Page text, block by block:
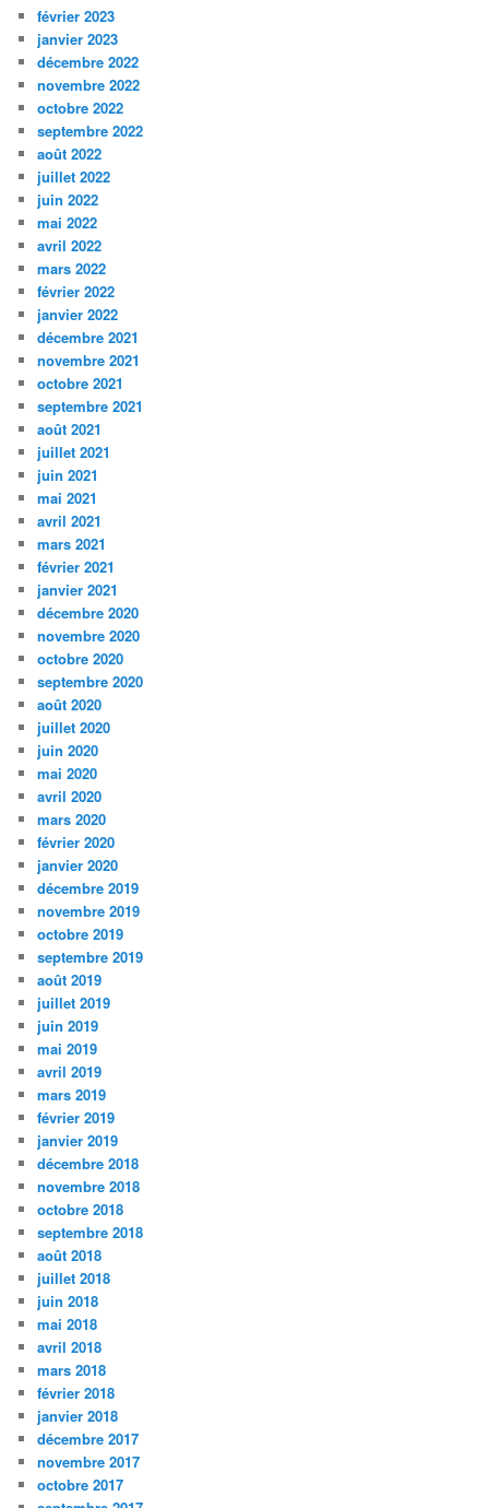
février 2023
janvier 2023
décembre 2022
novembre 2022
octobre 2022
septembre 2022
août 2022
juillet 2022
juin 2022
mai 2022
avril 2022
mars 2022
février 2022
janvier 2022
décembre 2021
novembre 2021
octobre 2021
septembre 2021
août 2021
juillet 2021
juin 2021
mai 2021
avril 2021
mars 2021
février 2021
janvier 2021
décembre 2020
novembre 2020
octobre 2020
septembre 2020
août 2020
juillet 2020
juin 2020
mai 2020
avril 2020
mars 2020
février 2020
janvier 2020
décembre 2019
novembre 2019
octobre 2019
septembre 2019
août 2019
juillet 2019
juin 2019
mai 2019
avril 2019
mars 2019
février 2019
janvier 2019
décembre 2018
novembre 2018
octobre 2018
septembre 2018
août 2018
juillet 2018
juin 2018
mai 2018
avril 2018
mars 2018
février 2018
janvier 2018
décembre 2017
novembre 2017
octobre 2017